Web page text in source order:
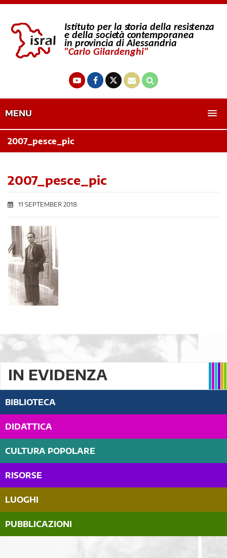
MENU
2007_pesce_pic
2007_pesce_pic
11 SEPTEMBER 2018
IN EVIDENZA
BIBLIOTECA
DIDATTICA
CULTURA POPOLARE
RISORSE
LUOGHI
PUBBLICAZIONI